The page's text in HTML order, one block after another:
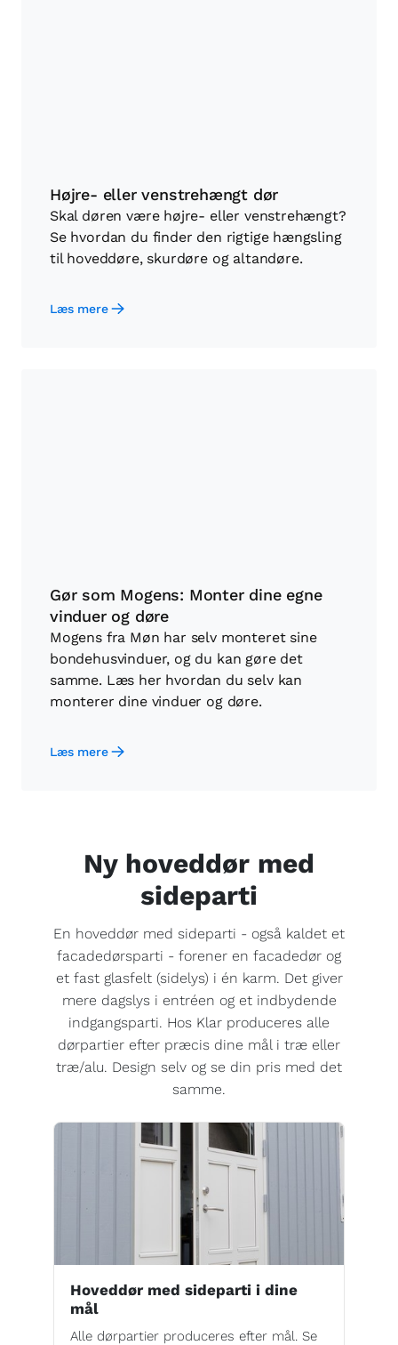
Højre- eller venstrehængt dør
Skal døren være højre- eller venstrehængt?
Se hvordan du finder den rigtige hængsling
til hoveddøre, skurdøre og altandøre.
Læs mere
Gør som Mogens: Monter dine egne
vinduer og døre
Mogens fra Møn har selv monteret sine
bondehusvinduer, og du kan gøre det
samme. Læs her hvordan du selv kan
monterer dine vinduer og døre.
Læs mere
Ny hoveddør med
sideparti
En hoveddør med sideparti - også kaldet et
facadedørsparti - forener en facadedør og
et fast glasfelt (sidelys) i én karm. Det giver
mere dagslys i entréen og et indbydende
indgangsparti. Hos Klar produceres alle
dørpartier efter præcis dine mål i træ eller
træ/alu. Design selv og se din pris med det
samme.
Hoveddør med sideparti i dine
mål
Alle dørpartier produceres efter mål. Se